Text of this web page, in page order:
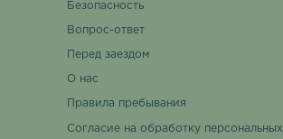
Перед заездом
Правила пребывания
Согласие на обработку персональных
Безопасность
О нас
Вопрос-ответ